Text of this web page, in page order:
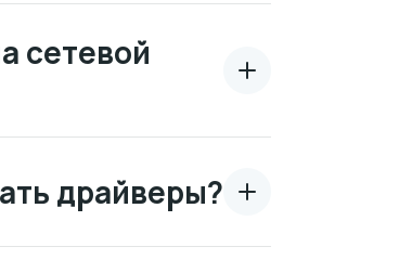
сетевой
драйверы?